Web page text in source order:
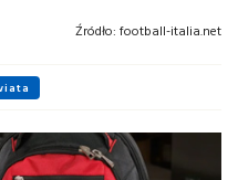
Źródło: football-italia.net